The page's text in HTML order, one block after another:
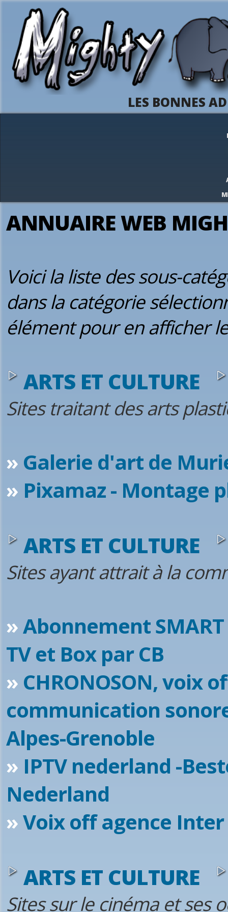
LES BONNES
ANNUAIRE WEB
Voici la liste des sous-
dans la catégorie
élément pour en afficher
ARTS ET CULTURE
Sites traitant des arts
» Galerie d'art de
» Pixamaz - Montage
ARTS ET CULTURE
Sites ayant attrait à la
»Abonnement
TV et Box par CB
» CHRONOSON, voix
communication
Alpes-Grenoble
» IPTV nederland -
Nederland
»Voix off agence Inter
ARTS ET CULTURE
Sites sur le cinéma et ses